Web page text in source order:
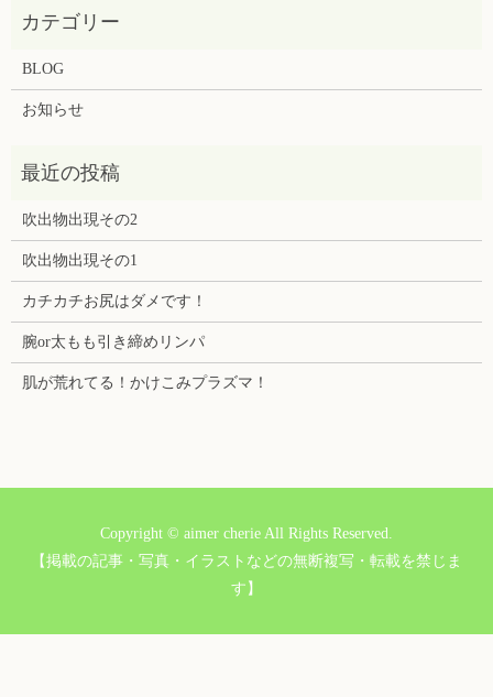
BLOG
お知らせ
吹出物出現その2
吹出物出現その1
カチカチお尻はダメです！
腕or太もも引き締めリンパ
肌が荒れてる！かけこみプラズマ！
Copyright © aimer cherie All Rights Reserved.
【掲載の記事・写真・イラストなどの無断複写・転載を禁じま
す】